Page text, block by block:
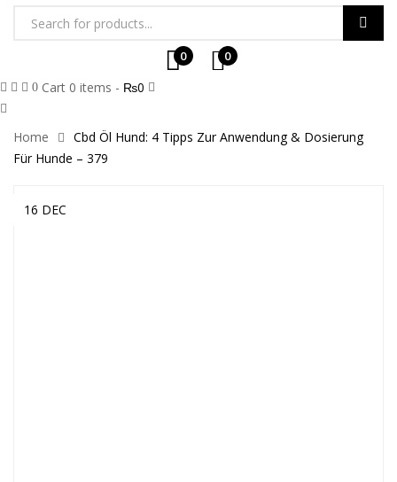
0 0
0 Cart 0 items - ₨0
Home
Cbd Öl Hund: 4 Tipps Zur Anwendung & Dosierung
Für Hunde – 379
16 DEC